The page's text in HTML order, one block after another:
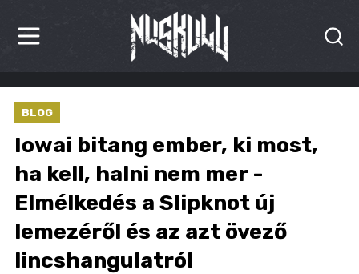
HÍREK
KRITIKÁK
BESZÁMOLÓK
INTERJÚK
PREMIEREK
BLOG
Iowai bitang ember, ki most,
ha kell, halni nem mer -
Elmélkedés a Slipknot új
lemezéről és az azt övező
lincshangulatról